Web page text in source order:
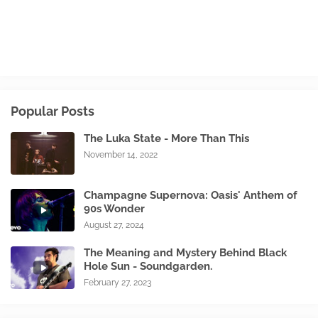
Popular Posts
The Luka State - More Than This
November 14, 2022
Champagne Supernova: Oasis' Anthem of
90s Wonder
August 27, 2024
The Meaning and Mystery Behind Black
Hole Sun - Soundgarden.
February 27, 2023